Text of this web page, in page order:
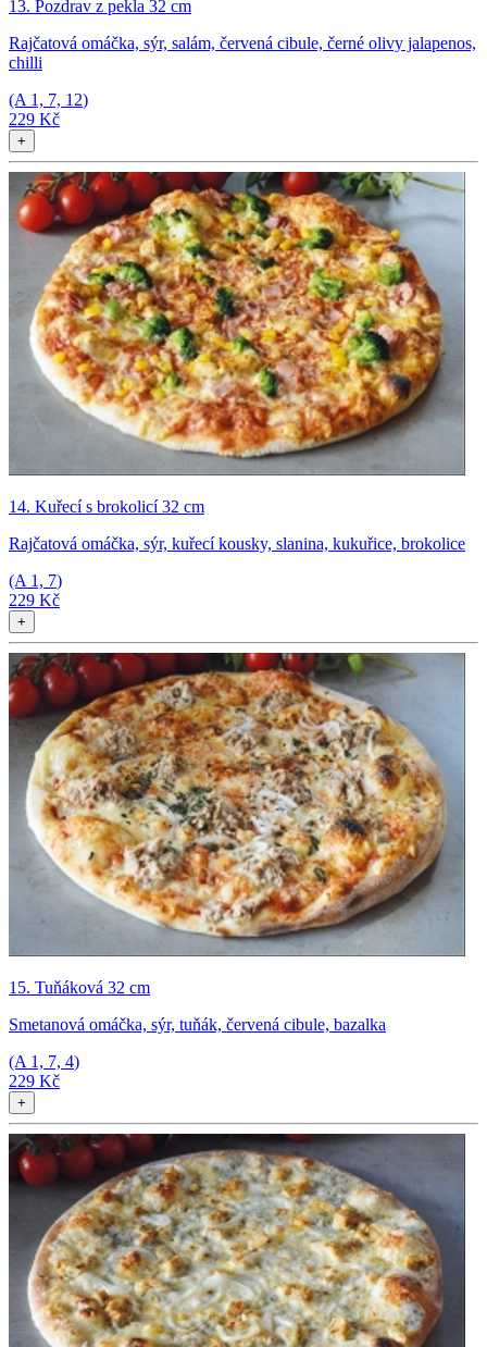
13. Pozdrav z pekla 32 cm
Rajčatová omáčka, sýr, salám, červená cibule, černé olivy jalapenos,
chilli
(A 1, 7, 12)
229 Kč
+
14. Kuřecí s brokolicí 32 cm
Rajčatová omáčka, sýr, kuřecí kousky, slanina, kukuřice, brokolice
(A 1, 7)
229 Kč
+
15. Tuňáková 32 cm
Smetanová omáčka, sýr, tuňák, červená cibule, bazalka
(A 1, 7, 4)
229 Kč
+